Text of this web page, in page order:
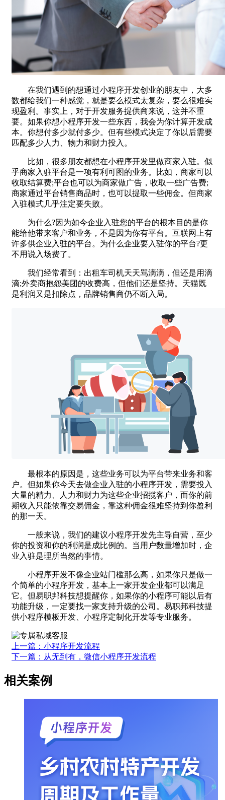
在我们遇到的想通过小程序开发创业的朋友中，大多
数都给我们一种感觉，就是要么模式太复杂，要么很难实
现盈利。事实上，对于开发服务提供商来说，这并不重
要。如果你想小程序开发一些东西，我会为你计算开发成
本。你想付多少就付多少。但有些模式决定了你以后需要
匹配多少人力、物力和财力投入。
比如，很多朋友都想在小程序开发里做商家入驻。似
乎商家入驻平台是一项有利可图的业务。比如，商家可以
收取结算费;平台也可以为商家做广告，收取一些广告费;
商家通过平台销售商品时，也可以提取一些佣金。但商家
入驻模式几乎注定要失败。
为什么?因为如今企业入驻您的平台的根本目的是你
能给他带来客户和业务，不是因为你有平台。互联网上有
许多供企业入驻的平台。为什么企业要入驻你的平台?更
不用说入场费了。
我们经常看到：出租车司机天天骂滴滴，但还是用滴
滴;外卖商抱怨美团的收费高，但他们还是坚持。天猫既
是利润又是扣除点，品牌销售商仍不断入局。
最根本的原因是，这些业务可以为平台带来业务和客
户。但如果你今天去做企业入驻的小程序开发，需要投入
大量的精力、人力和财力为这些企业招揽客户，而你的前
期收入只能依靠交易佣金，靠这种佣金很难坚持到你盈利
的那一天。
一般来说，我们的建议小程序开发先主导自营，至少
你的投资和你的利润是成比例的。当用户数量增加时，企
业入驻是理所当然的事情。
小程序开发不像企业站门槛那么高，如果你只是做一
个简单的小程序开发，基本上一家开发企业都可以满足
它。但易职邦科技想提醒你，如果你的小程序可能以后有
功能升级，一定要找一家支持升级的公司。易职邦科技提
供小程序模板开发、小程序定制化开发等专业服务。
上一篇：小程序开发流程
下一篇：从无到有，微信小程序开发流程
相关案例